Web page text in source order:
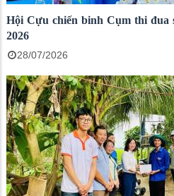
Hội Cựu chiến binh Cụm thi đua
2026
28/07/2026